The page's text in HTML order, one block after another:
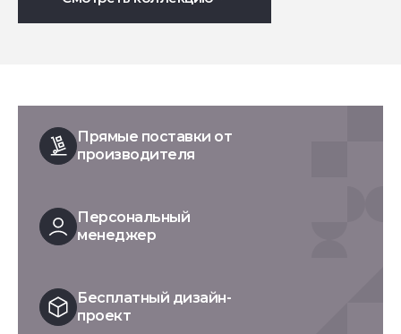
Прямые поставки от
производителя
Персональный
менеджер
Бесплатный дизайн-
проект